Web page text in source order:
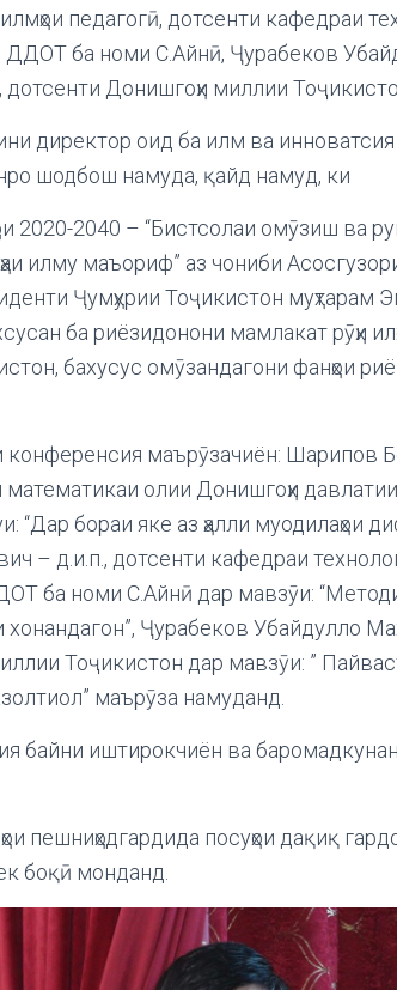
педагогӣ, дотсенти кафедраи
ДДОТ ба номи С.Айнӣ, Ҷурабеков
дотсенти Донишгоҳи миллии
директор оид ба илм ва
шодбош намуда, қайд намуд, ки
2020-2040 – “Бистсолаи омӯзиш ва
илму маъориф” аз чониби
Ҷумҳурии Тоҷикистон муҳтарам
ба риёзидонони мамлакат рӯҳи
бахусус омӯзандагони фанҳои
конференсия маърӯзачиён: Шарипов
олии Донишгоҳи
“Дар бораи яке аз ҳалли муодилаҳои
– д.и.п., дотсенти кафедраи
ба номи С.Айнӣ дар мавзӯи:
Ҷурабеков Убайдулло
Тоҷикистон дар мавзӯи: ”
маърӯза намуданд.
байни иштирокчиён ва
пешниҳодгардида посуҳои дақиқ
боқӣ монданд.